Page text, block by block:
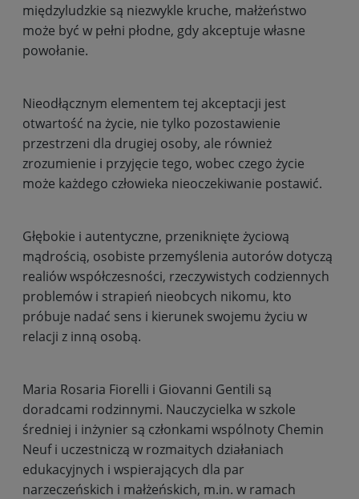
międzyludzkie są niezwykle kruche, małżeństwo
może być w pełni płodne, gdy akceptuje własne
powołanie.
Nieodłącznym elementem tej akceptacji jest
otwartość na życie, nie tylko pozostawienie
przestrzeni dla drugiej osoby, ale również
zrozumienie i przyjęcie tego, wobec czego życie
może każdego człowieka nieoczekiwanie postawić.
Głębokie i autentyczne, przeniknięte życiową
mądrością, osobiste przemyślenia autorów dotyczą
realiów współczesności, rzeczywistych codziennych
problemów i strapień nieobcych nikomu, kto
próbuje nadać sens i kierunek swojemu życiu w
relacji z inną osobą.
Maria Rosaria Fiorelli i Giovanni Gentili są
doradcami rodzinnymi. Nauczycielka w szkole
średniej i inżynier są członkami wspólnoty Chemin
Neuf i uczestniczą w rozmaitych działaniach
edukacyjnych i wspierających dla par
narzeczeńskich i małżeńskich, m.in. w ramach